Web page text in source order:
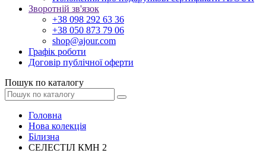
Зворотній зв'язок
+38 098 292 63 36
+38 050 873 79 06
shop@ajour.com
Графік роботи
Договір публічної оферти
Пошук по каталогу
Головна
Нова колекція
Білизна
СЕЛЕСТІЛ КМН 2